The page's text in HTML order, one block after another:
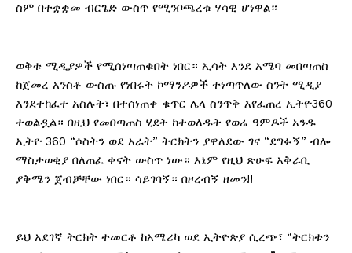
ስም በተቋቋመ ብርጌድ ውስጥ የሚንቦጫረቁ ሃሳዊ ሆነዋል።
ወቅቱ ሚዲያዎች የሚሰነጣጠቁበት ነበር። ኢሳት እንደ አሜባ መበጣጠስ
ከጀመረ አንስቶ ውስጡ የነበሩት ኮማንዶዎች ተነጣጥለው ስንት ሚዲያ
እንደተከፈተ አስሉት፣ በተሰነጠቀ ቁጥር ሌላ ስንጥቅ እየፈጠረ ኢትዮ360
ተወልዷል። በዚህ የመበጣጠስ ሂደት ከተወለዱት የወሬ ዓምዶች አንዱ
ኢትዮ 360 “ሶስትን ወደ አራት” ትርክትን ያዋለደው ገና “ደግፉኝ” ብሎ
ማስታወቂያ በለጠፈ ቀናት ውስጥ ነው። እኔም የዚህ ጽሁፍ አቅራቢ
ያቅሜን ጀብቻቸው ነበር። ሳይገባኝ። በዞረብኝ ዘመን!!
ይህ አደገኛ ትርክት ተመርቶ ከአሜሪካ ወደ ኢትዮጵያ ሲረጭ፣ “ትርክቱን